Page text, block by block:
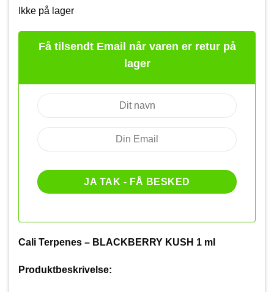
Ikke på lager
Få tilsendt Email når varen er retur på
lager
Cali Terpenes – BLACKBERRY KUSH 1 ml
Produktbeskrivelse: